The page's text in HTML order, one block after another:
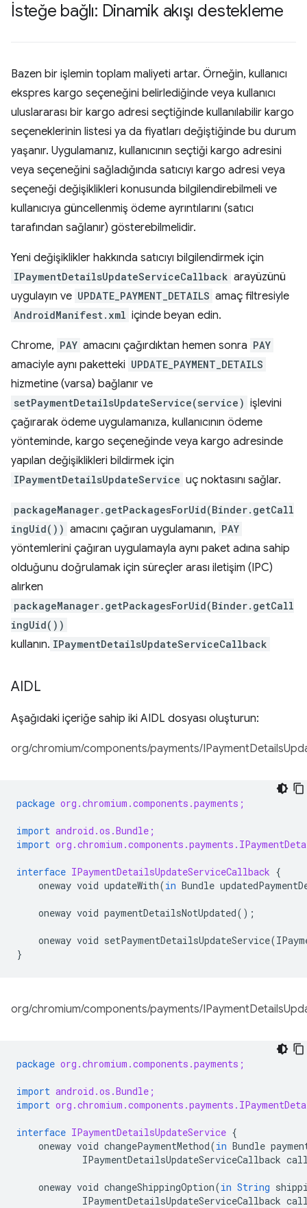
İsteğe bağlı: Dinamik akışı destekleme
Bazen bir işlemin toplam maliyeti artar. Örneğin, kullanıcı
ekspres kargo seçeneğini belirlediğinde veya kullanıcı
uluslararası bir kargo adresi seçtiğinde kullanılabilir kargo
seçeneklerinin listesi ya da fiyatları değiştiğinde bu durum
yaşanır. Uygulamanız, kullanıcının seçtiği kargo adresini
veya seçeneğini sağladığında satıcıyı kargo adresi veya
seçeneği değişiklikleri konusunda bilgilendirebilmeli ve
kullanıcıya güncellenmiş ödeme ayrıntılarını (satıcı
tarafından sağlanır) gösterebilmelidir.
Yeni değişiklikler hakkında satıcıyı bilgilendirmek için
IPaymentDetailsUpdateServiceCallback arayüzünü
uygulayın ve UPDATE_PAYMENT_DETAILS amaç filtresiyle
AndroidManifest.xml içinde beyan edin.
Chrome, PAY amacını çağırdıktan hemen sonra PAY
amaciyle aynı paketteki UPDATE_PAYMENT_DETAILS
hizmetine (varsa) bağlanır ve
setPaymentDetailsUpdateService(service) işlevini
çağırarak ödeme uygulamanıza, kullanıcının ödeme
yönteminde, kargo seçeneğinde veya kargo adresinde
yapılan değişiklikleri bildirmek için
IPaymentDetailsUpdateService uç noktasını sağlar.
packageManager.getPackagesForUid(Binder.getCall
ingUid()) amacını çağıran uygulamanın, PAY
yöntemlerini çağıran uygulamayla aynı paket adına sahip
olduğunu doğrulamak için süreçler arası iletişim (IPC)
alırken
packageManager.getPackagesForUid(Binder.getCall
ingUid())
kullanın. IPaymentDetailsUpdateServiceCallback
AIDL
Aşağıdaki içeriğe sahip iki AIDL dosyası oluşturun:
org/chromium/components/payments/
package org.chromium.components.payments;
import android.os.Bundle;
import
interface IPaymentDetailsUpdateServiceCallback {
oneway void updateWith(in Bundle
oneway void paymentDetailsNotUpdated();
oneway void setPaymentDetailsUpdateService(
}
org/chromium/components/payments/
package org.chromium.components.payments;
import android.os.Bundle;
import
interface IPaymentDetailsUpdateService {
oneway void changePaymentMethod(in Bundle
IPaymentDetailsUpdateServiceCallback
oneway void changeShippingOption(in String
IPaymentDetailsUpdateServiceCallback